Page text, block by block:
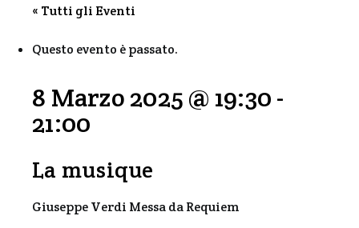
« Tutti gli Eventi
Questo evento è passato.
8 Marzo 2025 @ 19:30-
21:00
La musique
Giuseppe Verdi Messa da Requiem